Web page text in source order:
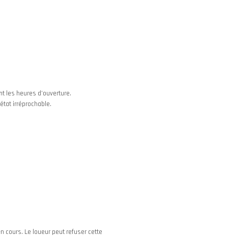
les heures d’ouverture.
irréprochable.
cours. Le loueur peut refuser cette